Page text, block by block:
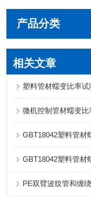
产品分类
相关文章
微机控制管材蠕变
GBT18042塑料管材
GBT18042塑料管材